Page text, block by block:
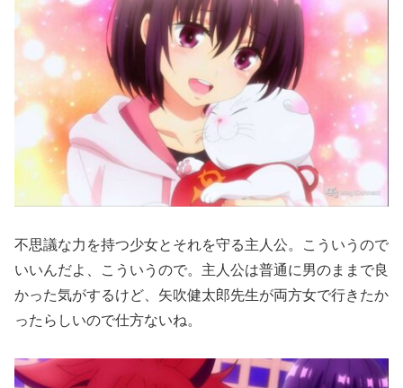
不思議な力を持つ少女とそれを守る主人公。こういうので
いいんだよ、こういうので。主人公は普通に男のままで良
かった気がするけど、矢吹健太郎先生が両方女で行きたか
ったらしいので仕方ないね。